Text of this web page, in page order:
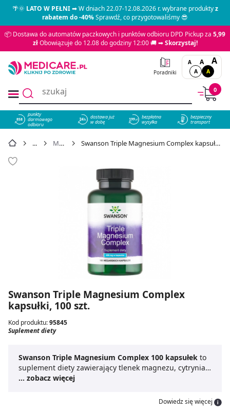
🌴🌞LATO W PEŁNI➡ W dniach 22.07-12.08.2026 r. wybrane produktyz
rabatem do -40%Sprawdź, co przygotowaliśmy 😎
📦 Dostawa do automatów paczkowych i punktów odbioru DPD Pickup za 5,99
złObowiązuje do 12.08 do godziny 12:00 🚚 ➡Skorzystaj!
Poradniki
A A A
A A
0
858
punkty
darmowego
odbioru
dostawa już
w dobę
bezpłatna
wysyłka
bezpieczny
transport
Magnez Swanson Triple Magnesium Complex kapsułki, 100 szt. - cena 19,99 zł
Swanson Triple Magnesium Complex
kapsułki, 100 szt.
Kod produktu:95845
Suplement diety
Swanson Triple Magnesium Complex 100 kapsułek to
suplement diety zawierający tlenek magnezu, cytrynian
magnezu oraz l-askorbinian magnezu.
zmęczenia i znużenia, wspiera równowagę
... zobacz więcej
Dowiedz się więcej